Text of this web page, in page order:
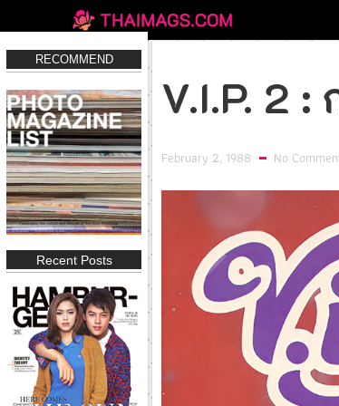
RECOMMEND
Recent Posts
V.I.P. 2 :
February 2, 1988 No
IN Magazine 197
Click
IN Magazine 194
Click